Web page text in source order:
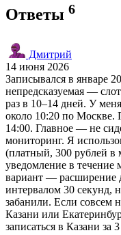
Ответы 6
Дмитрий
14 июня 2026
Записывался в январе
непредсказуемая —
раз в 10–14 дней. У
около 10:20 по Москве.
14:00. Главное — не
мониторинг. Я
(платный, 300 рублей в
уведомление в
вариант — расширение
интервалом 30 секунд,
забанили. Если совсем
Казани или
записаться в Казани